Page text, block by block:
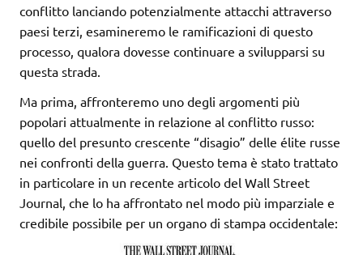
conflitto lanciando potenzialmente attacchi attraverso
paesi terzi, esamineremo le ramificazioni di questo
processo, qualora dovesse continuare a svilupparsi su
questa strada.
Ma prima, affronteremo uno degli argomenti più
popolari attualmente in relazione al conflitto russo:
quello del presunto crescente “disagio” delle élite russe
nei confronti della guerra. Questo tema è stato trattato
in particolare in un recente articolo del Wall Street
Journal, che lo ha affrontato nel modo più imparziale e
credibile possibile per un organo di stampa occidentale: